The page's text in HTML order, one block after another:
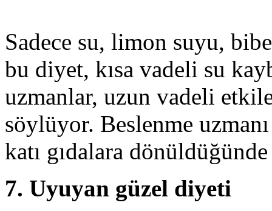
Sadece su, limon suyu,
bu diyet, kısa vadeli su
uzmanlar, uzun vadeli
söylüyor. Beslenme
katı gıdalara
7. Uyuyan güzel diyeti